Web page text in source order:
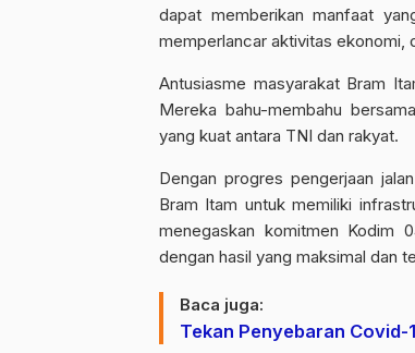
dapat memberikan manfaat
memperlancar aktivitas ekonomi,
Antusiasme masyarakat Bram
Mereka bahu-membahu
yang kuat antara TNI dan rakyat.
Dengan progres pengerjaan
Bram Itam untuk memiliki
menegaskan komitmen Kodim
dengan hasil yang maksimal dan
Baca juga:
Tekan Penyebaran Covid-